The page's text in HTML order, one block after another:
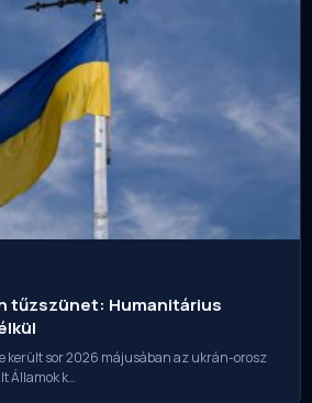
tűzszünet: Humanitárius
került sor 2026 májusában az ukrán-orosz
Államok k…